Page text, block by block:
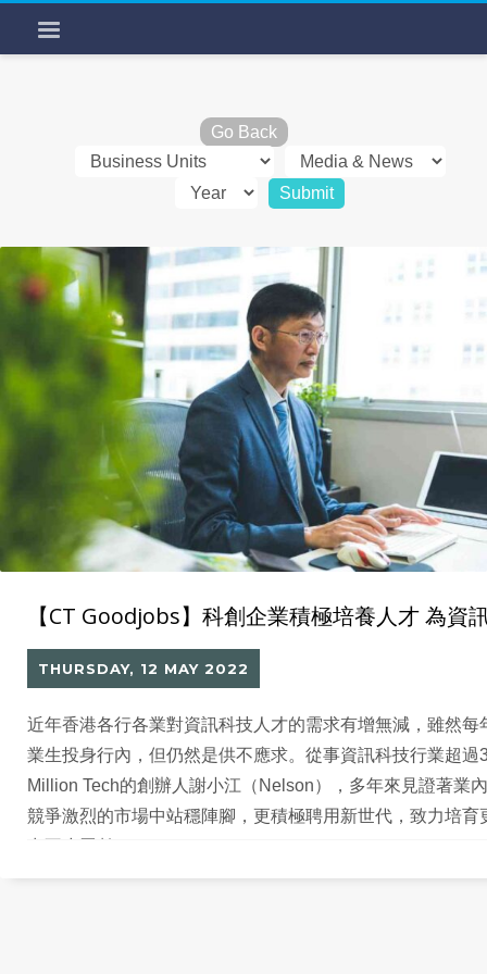
Go Back
【CT Goodjobs】科創企業積極培養人才 為資
THURSDAY, 12 MAY 2022
近年香港各行各業對資訊科技人才的需求有增無減，雖然每
業生投身行內，但仍然是供不應求。從事資訊科技行業超過
Million Tech的創辦人謝小江（Nelson），多年來見證著業
競爭激烈的市場中站穩陣腳，更積極聘用新世代，致力培育